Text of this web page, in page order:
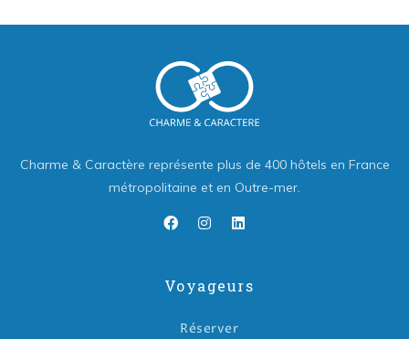
Charme & Caractère représente plus de 400 hôtels en France
métropolitaine et en Outre-mer.
Voyageurs
Réserver